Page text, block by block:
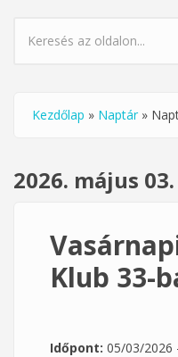
KERESÉS ŰRLAP
Jelenlegi
Kezdőlap » Naptár »
2026. május 03.
Klub 33-
Időpont: 05/03/2026